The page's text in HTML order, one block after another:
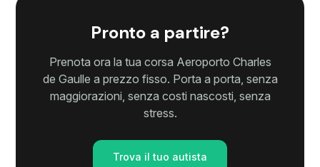
Pronto a partire?
Prenota ora la tua corsa Aeroporto Charles
de Gaulle a prezzo fisso. Porta a porta, senza
maggiorazioni, senza costi nascosti, senza
stress.
Trova il tuo autista